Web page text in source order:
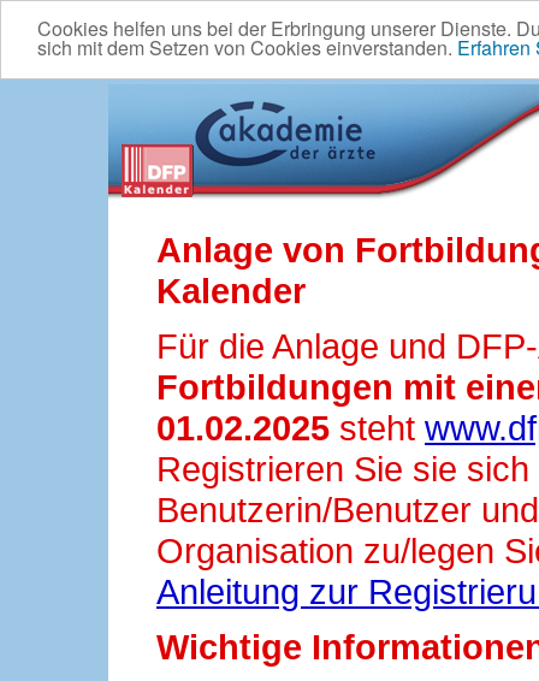
Cookies helfen uns bei der Erbringung unserer Dienste.
sich mit dem Setzen von Cookies einverstanden. Erfahren
Anlage von
Kalender
Für die Anlage und
Fortbildungen mit
01.02.2025 steht
Registrieren Sie sie
Benutzerin/Benutzer
Organisation zu/legen
Anleitung zur
Wichtige